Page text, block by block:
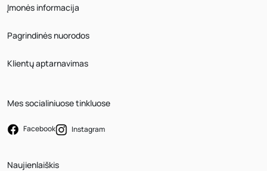
Įmonės informacija
Pagrindinės nuorodos
Klientų aptarnavimas
Mes socialiniuose tinkluose
Facebook Instagram
Naujienlaiškis